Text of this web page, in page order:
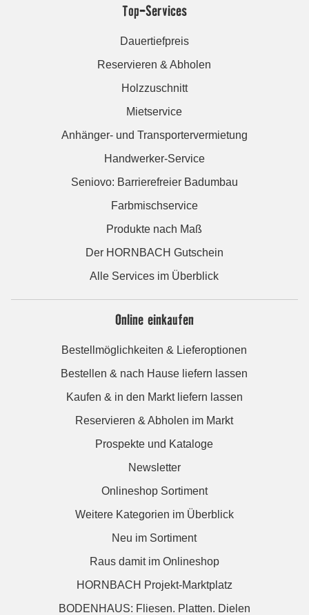
Top-Services
Dauertiefpreis
Reservieren & Abholen
Holzzuschnitt
Mietservice
Anhänger- und Transportervermietung
Handwerker-Service
Seniovo: Barrierefreier Badumbau
Farbmischservice
Produkte nach Maß
Der HORNBACH Gutschein
Alle Services im Überblick
Online einkaufen
Bestellmöglichkeiten & Lieferoptionen
Bestellen & nach Hause liefern lassen
Kaufen & in den Markt liefern lassen
Reservieren & Abholen im Markt
Prospekte und Kataloge
Newsletter
Onlineshop Sortiment
Weitere Kategorien im Überblick
Neu im Sortiment
Raus damit im Onlineshop
HORNBACH Projekt-Marktplatz
BODENHAUS: Fliesen. Platten. Dielen